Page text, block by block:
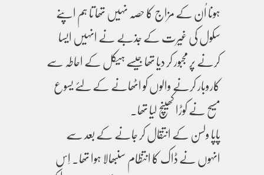
ہونا اُن کے مزاج کا حصہ نہیں تھا تا ہم اپنے
سکول کی غیرت کے جذبے نے انہیں ایسا
کرنے پر مجبور کر دیا تھا جیسے ہیکل کے احاطہ سے
کاروبار کرنے والوں کو اٹھانے کے لئے یسوع
مسیح نے کوڑا کھینچ لیا تھا۔
پاپا ولسن کے انتقال کر جانے کے بعد سے
انہوں نے ڈاک کا انتظام سنبھالا ہوا تھا۔ اِس